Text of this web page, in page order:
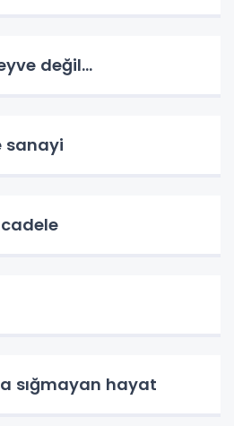
değil…
sanayi
sığmayan hayat